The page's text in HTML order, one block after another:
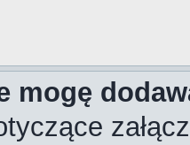
mogę